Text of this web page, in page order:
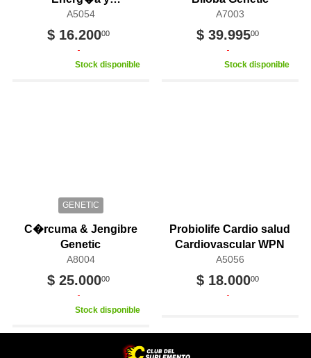
Concentraci�n WPN
A5054
$ 16.20000
Stock disponible
A7003
$ 39.99500
Stock disponible
GENETIC
C�rcuma & Jengibre
Genetic
A8004
$ 25.00000
Stock disponible
Probiolife Cardio salud
Cardiovascular WPN
A5056
$ 18.00000